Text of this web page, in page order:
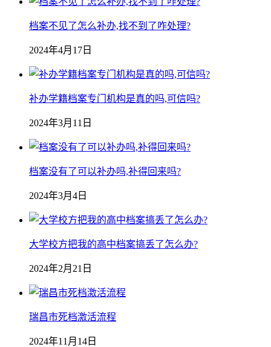
档案不见了怎么补办,找不到了咋处理?
2024年4月17日
补办学籍档案专门机构是真的吗,可信吗?
2024年3月11日
档案没有了可以补办吗,补得回来吗?
2024年3月4日
大学校方把我的高中档案搞丢了怎么办?
2024年2月21日
瑞昌市死档激活流程
2024年11月14日